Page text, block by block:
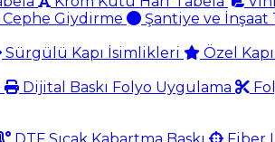
Cephe Giydirme
Şantiye ve İnşaat
Sürgülü Kapı İsimlikleri
Özel
Dijital Baskı Folyo Uygulama